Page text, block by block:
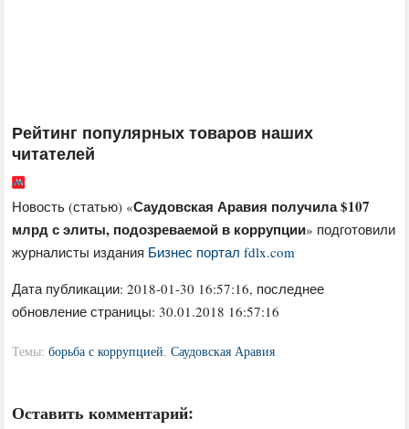
Рейтинг популярных товаров наших
читателей
Новость (статью) «Саудовская Аравия получила $107
млрд с элиты, подозреваемой в коррупции» подготовили
журналисты издания Бизнес портал fdlx.com
Дата публикации:2018-01-30 16:57:16, последнее
обновление страницы: 30.01.2018 16:57:16
Темы:борьба с коррупцией,Саудовская Аравия
Оставить комментарий: